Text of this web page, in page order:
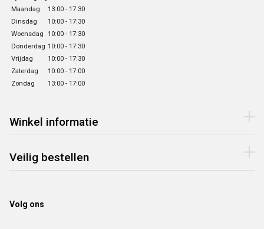
Maandag
13:00 - 17:30
Dinsdag
10:00 - 17:30
Woensdag 10:00 - 17:30
Donderdag 10:00 - 17:30
Vrijdag
10:00 - 17:30
Zaterdag
10:00 - 17:00
Zondag
13:00 - 17:00
Winkel informatie
Veilig bestellen
Volg ons